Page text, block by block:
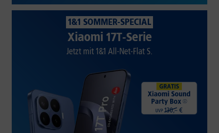
1&1 SOMMER-SPECIAL
Xiaomi 17T-Serie
Jetzt mit 1&1 All-Net-Flat S.